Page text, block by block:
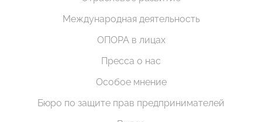
Международная деятельность
ОПОРА в лицах
Пресса о нас
Особое мнение
Бюро по защите прав предпринимателей